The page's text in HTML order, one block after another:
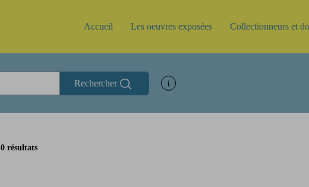
Accueil Les oeuvres exposées Collectionneurs et
Rechercher Afficher les informations d'aide à la
0 résultats